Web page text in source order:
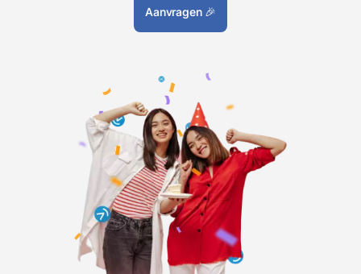
Aanvragen 🎉